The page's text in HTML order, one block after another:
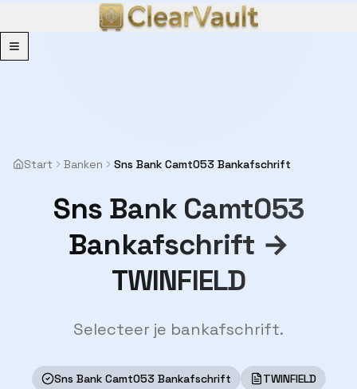
Menu
Start Banken Sns Bank Camt053 Bankafschrift
Sns Bank Camt053
Bankafschrift →
TWINFIELD
Selecteer je bankafschrift.
Sns Bank Camt053 Bankafschrift TWINFIELD